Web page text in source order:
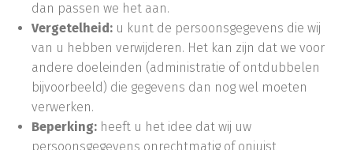
dan passen we het aan.
Vergetelheid: u kunt de persoonsgegevens die wij
van u hebben verwijderen. Het kan zijn dat we voor
andere doeleinden (administratie of ontdubbelen
bijvoorbeeld) die gegevens dan nog wel moeten
verwerken.
Beperking: heeft u het idee dat wij uw
persoonsgegevens onrechtmatig of onjuist